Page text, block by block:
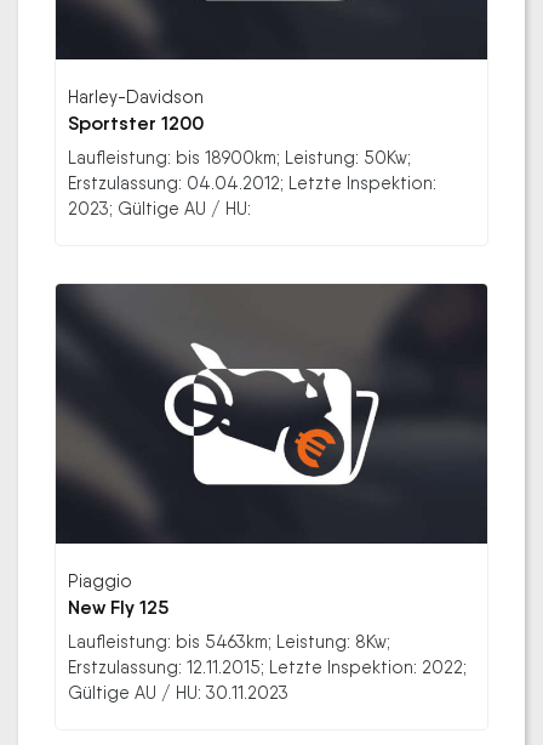
Harley-Davidson
Sportster 1200
Laufleistung: bis 18900km; Leistung: 50Kw;
Erstzulassung: 04.04.2012; Letzte Inspektion:
2023; Gültige AU / HU:
Piaggio
New Fly 125
Laufleistung: bis 5463km; Leistung: 8Kw;
Erstzulassung: 12.11.2015; Letzte Inspektion: 2022;
Gültige AU / HU: 30.11.2023